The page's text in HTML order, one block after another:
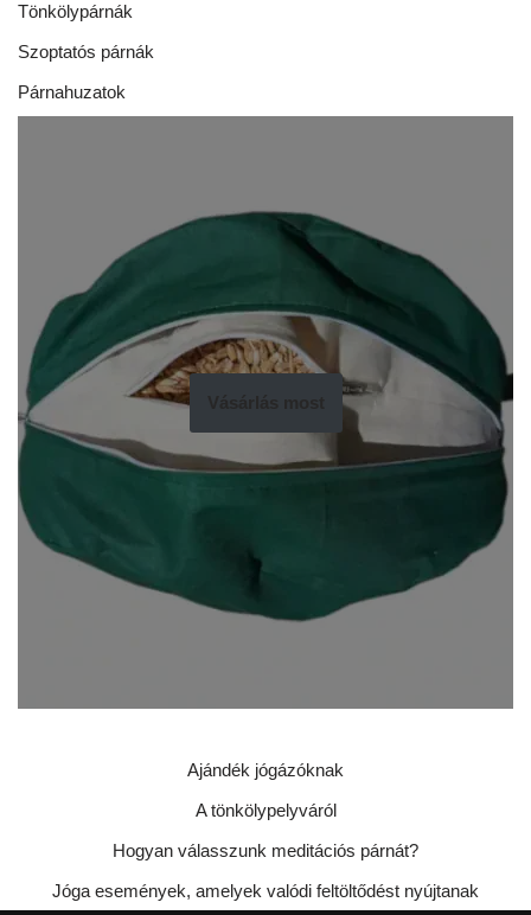
Tönkölypárnák
Szoptatós párnák
Párnahuzatok
Ajándék jógázóknak
A tönkölypelyváról
Hogyan válasszunk meditációs párnát?
Jóga események, amelyek valódi feltöltődést nyújtanak